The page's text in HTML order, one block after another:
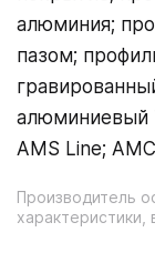
алюминия;
пазом;
алюминиевый
AMS Line;
Производитель